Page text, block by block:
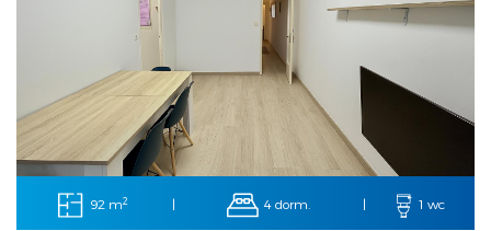
92 m2 | 4 dorm. | 1 wc